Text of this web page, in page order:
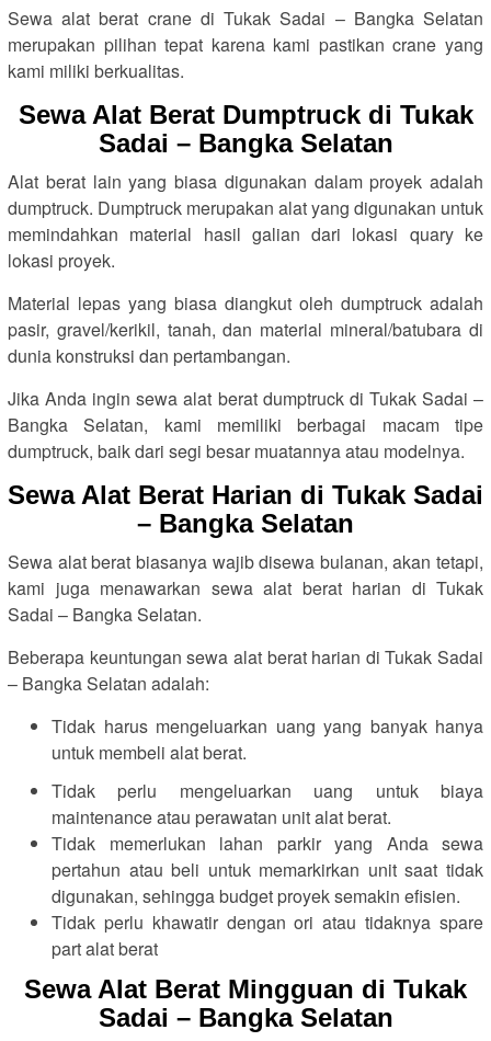
Sewa alat berat crane di Tukak Sadai – Bangka Selatan
merupakan pilihan tepat karena kami pastikan crane yang
kami miliki berkualitas.
Sewa Alat Berat Dumptruck di Tukak
Sadai – Bangka Selatan
Alat berat lain yang biasa digunakan dalam proyek adalah
dumptruck. Dumptruck merupakan alat yang digunakan untuk
memindahkan material hasil galian dari lokasi quary ke
lokasi proyek.
Material lepas yang biasa diangkut oleh dumptruck adalah
pasir, gravel/kerikil, tanah, dan material mineral/batubara di
dunia konstruksi dan pertambangan.
Jika Anda ingin sewa alat berat dumptruck di Tukak Sadai –
Bangka Selatan, kami memiliki berbagai macam tipe
dumptruck, baik dari segi besar muatannya atau modelnya.
Sewa Alat Berat Harian di Tukak Sadai
– Bangka Selatan
Sewa alat berat biasanya wajib disewa bulanan, akan tetapi,
kami juga menawarkan sewa alat berat harian di Tukak
Sadai – Bangka Selatan.
Beberapa keuntungan sewa alat berat harian di Tukak Sadai
– Bangka Selatan adalah:
Tidak harus mengeluarkan uang yang banyak hanya
untuk membeli alat berat.
Tidak perlu mengeluarkan uang untuk biaya
maintenance atau perawatan unit alat berat.
Tidak memerlukan lahan parkir yang Anda sewa
pertahun atau beli untuk memarkirkan unit saat tidak
digunakan, sehingga budget proyek semakin efisien.
Tidak perlu khawatir dengan ori atau tidaknya spare
part alat berat
Sewa Alat Berat Mingguan di Tukak
Sadai – Bangka Selatan